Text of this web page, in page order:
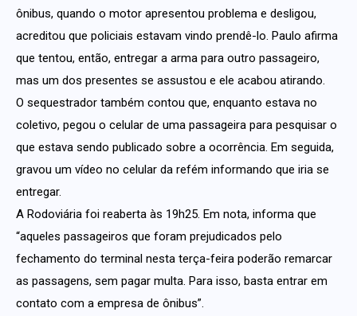
ônibus, quando o motor apresentou problema e desligou,
acreditou que policiais estavam vindo prendê-lo. Paulo afirma
que tentou, então, entregar a arma para outro passageiro,
mas um dos presentes se assustou e ele acabou atirando.
O sequestrador também contou que, enquanto estava no
coletivo, pegou o celular de uma passageira para pesquisar o
que estava sendo publicado sobre a ocorrência. Em seguida,
gravou um vídeo no celular da refém informando que iria se
entregar.
A Rodoviária foi reaberta às 19h25. Em nota, informa que
“aqueles passageiros que foram prejudicados pelo
fechamento do terminal nesta terça-feira poderão remarcar
as passagens, sem pagar multa. Para isso, basta entrar em
contato com a empresa de ônibus”.